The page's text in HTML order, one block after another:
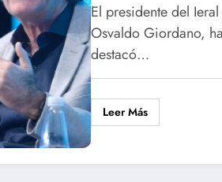
El presidente del
Osvaldo Giordano,
destacó…
Leer Más